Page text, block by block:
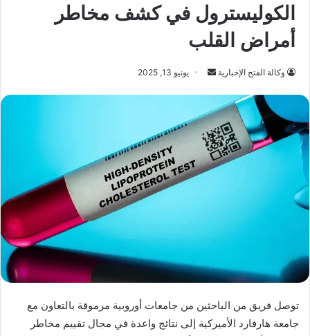
الكوليسترول في كشف مخاطر
أمراض القلب
وكالة الفتح الإخبارية
أرسل يونيو 13, 2025
توصل فريق من الباحثين من جامعات أوروبية مرموقة بالتعاون مع
جامعة هارفارد الأميركية إلى نتائج واعدة في مجال تقييم مخاطر